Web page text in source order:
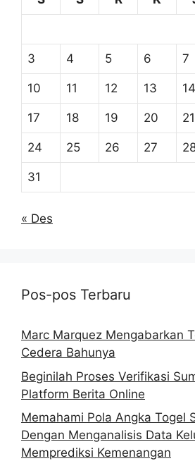
3 4 5 6 7
10 11 12 13 14
17 18 19 20 21
24 25 26 27
31
« Des
Pos-pos Terbaru
Marc Marquez Mengabarkan
Cedera Bahunya
Beginilah Proses Verifikasi
Platform Berita Online
Memahami Pola Angka Togel
Dengan Menganalisis Data
Memprediksi Kemenangan